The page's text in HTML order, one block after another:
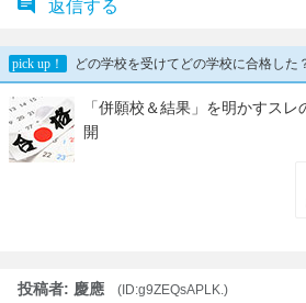
返信する
投稿者: 慶應
(ID:g9ZEQsAPLK.)